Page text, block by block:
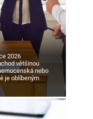
2026
většinou
nebo
je oblíbeným